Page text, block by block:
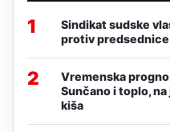
1
Sindikat sudske
protiv predsednice
2
Vremenska
Sunčano i toplo,
kiša